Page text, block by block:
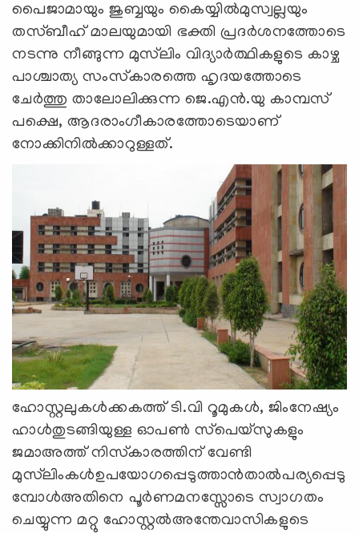
പൈജാമായും ജുബ്ബയും കൈയ്യില്‍മുസ്വല്ലയും
തസ്ബീഹ് മാലയുമായി ഭക്തി പ്രദര്‍ശനത്തോടെ
നടന്നു നീങ്ങുന്ന മുസ്‌ലിം വിദ്യാര്‍ത്ഥികളുടെ കാഴ്ച
പാശ്ചാത്യ സംസ്‌കാരത്തെ ഹൃദയത്തോടെ
ചേര്‍ത്തു താലോലിക്കുന്ന ജെ.എന്‍.യു കാമ്പസ്
പക്ഷെ, ആദരാംഗീകാരത്തോടെയാണ്
നോക്കിനില്‍ക്കാറുള്ളത്.
ഹോസ്റ്റലുകള്‍ക്കകത്ത് ടി.വി റൂമുകള്‍, ജിംനേഷ്യം
ഹാള്‍തുടങ്ങിയുള്ള ഓപൺ സ്‌പെയ്‌സുകളും
ജമാഅത്ത് നിസ്‌കാരത്തിന് വേണ്ടി
മുസ്‌ലിംകള്‍ഉപയോഗപ്പെടുത്താന്‍താല്‍പര്യപ്പെടു
മ്പോള്‍അതിനെ പൂര്‍ണമനസ്സോടെ സ്വാഗതം
ചെയ്യുന്ന മറ്റു ഹോസ്റ്റല്‍അന്തേവാസികളുടെ